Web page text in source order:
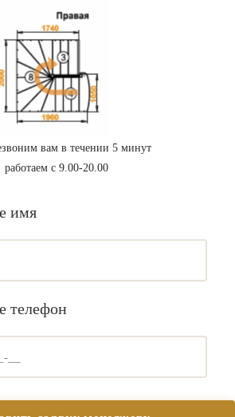
вам в течении 5 минут
работаем с 9.00-20.00
имя
телефон